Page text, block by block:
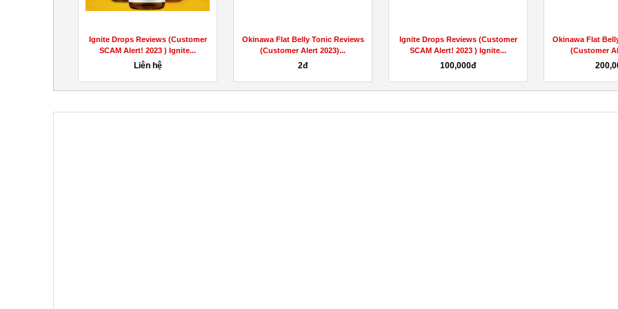
Okinawa Flat Belly Tonic Reviews
(Customer Alert 2023)...
200,000đ
Ignite Drops Reviews (Customer
SCAM Alert! 2023 ) Ignite...
1,000,000đ
True Vitaliti Male Enhancement
{Week Flash Sale} For...
6đ
https://
Liên